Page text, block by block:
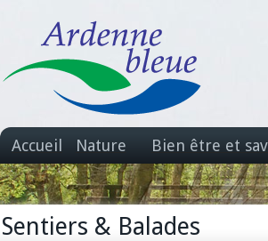
Accueil Nature Bien être et
Sentiers & Balades